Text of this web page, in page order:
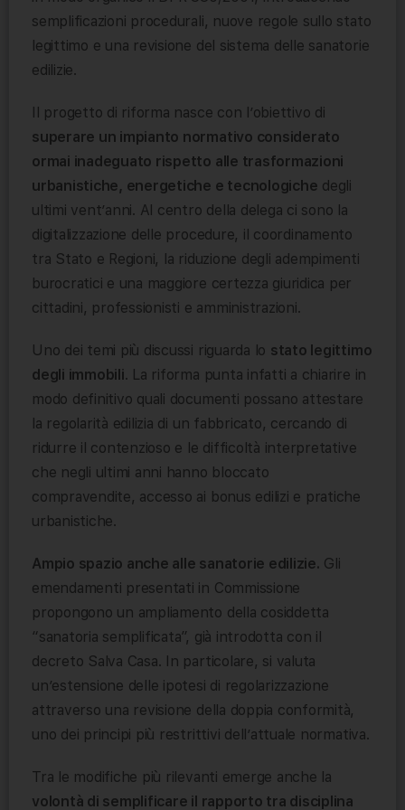
semplificazioni procedurali, nuove regole sullo stato
legittimo e una revisione del sistema delle sanatorie
edilizie.
Il progetto di riforma nasce con l’obiettivo di
superare un impianto normativo considerato
ormai inadeguato rispetto alle trasformazioni
urbanistiche, energetiche e tecnologiche degli
ultimi vent’anni. Al centro della delega ci sono la
digitalizzazione delle procedure, il coordinamento
tra Stato e Regioni, la riduzione degli adempimenti
burocratici e una maggiore certezza giuridica per
cittadini, professionisti e amministrazioni.
Uno dei temi più discussi riguarda lo stato legittimo
degli immobili. La riforma punta infatti a chiarire in
modo definitivo quali documenti possano attestare
la regolarità edilizia di un fabbricato, cercando di
ridurre il contenzioso e le difficoltà interpretative
che negli ultimi anni hanno bloccato
compravendite, accesso ai bonus edilizi e pratiche
urbanistiche.
Ampio spazio anche alle sanatorie edilizie. Gli
emendamenti presentati in Commissione
propongono un ampliamento della cosiddetta
“sanatoria semplificata”, già introdotta con il
decreto Salva Casa. In particolare, si valuta
un’estensione delle ipotesi di regolarizzazione
attraverso una revisione della doppia conformità,
uno dei principi più restrittivi dell’attuale normativa.
Tra le modifiche più rilevanti emerge anche la
volontà di semplificare il rapporto tra disciplina